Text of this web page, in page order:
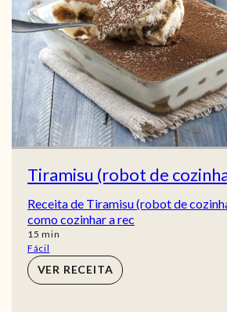
Tiramisu (robot de
Receita de Tiramisu (robot de
como cozinhar a rec
15 min
min
Fácil
VER RECEITA